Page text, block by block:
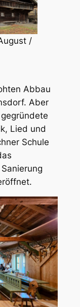
/
Abbau
Aber
Lied und
Schule